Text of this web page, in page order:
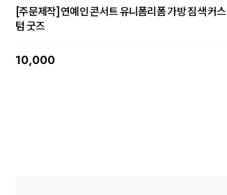
[주문제작] 연예인 콘서트 유니폼리폼 가방 짐색 커스
텀 굿즈
10,000